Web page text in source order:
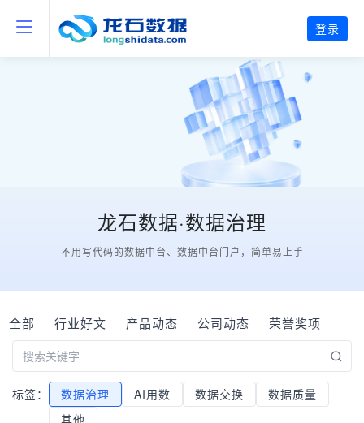
龙石数据·数据治理
不用写代码的数据中台、数据中台门户，简单易上手
全部 行业好文 产品动态 公司动态 荣誉奖项
标签： 数据治理 AI用数 数据交换
数据质量
其他
登录